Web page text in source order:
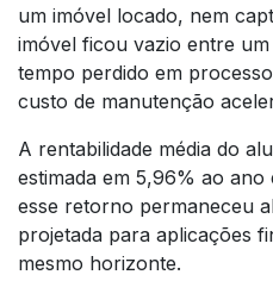
um imóvel locado, nem
imóvel ficou vazio entre
tempo perdido em
custo de manutenção
A rentabilidade média do
estimada em 5,96% ao
esse retorno permaneceu
projetada para aplicações
mesmo horizonte.